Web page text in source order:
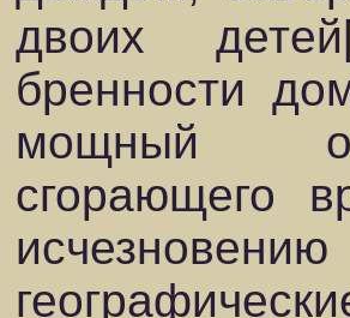
двоих
бренности
мощный
сгорающего